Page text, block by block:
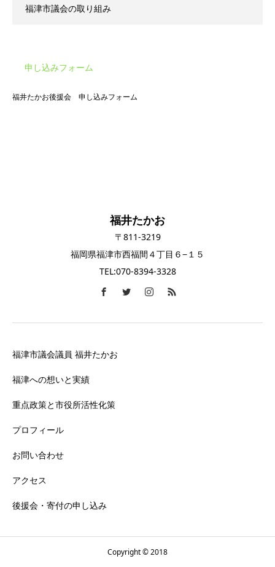
福津市議会の取り組み
申し込みフォーム
福井たかお後援会 申し込みフォーム
福井たかお
〒811-3219
福岡県福津市西福間４丁目６−１５
TEL:070-8394-3328
福津市議会議員 福井たかお
福津への想いと実績
重点政策と市役所活性化策
プロフィール
お問い合わせ
アクセス
後援会・寄付の申し込み
Copyright © 2018